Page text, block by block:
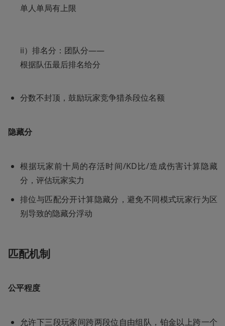
单人单局有上限
ii）排名分：团队分——
根据队伍最后排名给分
分数不封顶，鼓励玩家竞争猎杀段位名额
隐藏分
根据玩家前十局的存活时间/KD比/造成伤害计算隐藏
分，评估玩家实力
排位与匹配分开计算隐藏分，避免不同模式玩家行为区
别导致的隐藏分浮动
匹配机制
公平程度
允许下三段玩家间跨两段位自由组队，铂金以上跨一个